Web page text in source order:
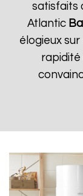
satisfaits
Atlantic
élogieux
rapidité